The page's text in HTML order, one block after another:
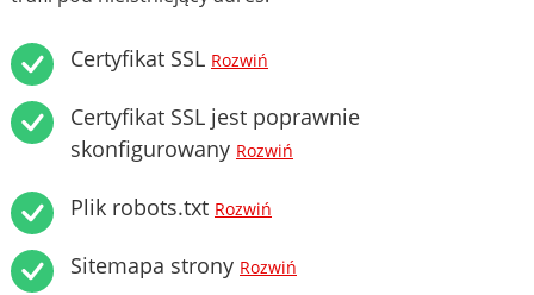
Certyfikat SSL Rozwiń
Certyfikat SSL jest poprawnie
skonfigurowany Rozwiń
Plik robots.txt Rozwiń
Sitemapa strony Rozwiń